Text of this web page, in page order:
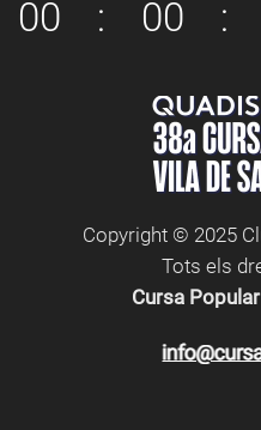
00 : 00 :
Copyright © 2025
Tots els
Cursa